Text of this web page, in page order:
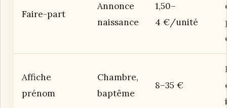
Faire-part
Annonce
naissance
1,50–
4 €/unité
Affiche
prénom
Chambre,
baptême
8–35 €